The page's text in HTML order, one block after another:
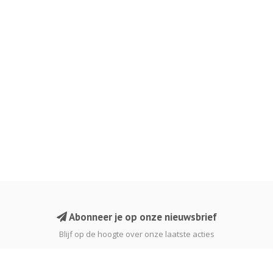
Abonneer je op onze nieuwsbrief
Blijf op de hoogte over onze laatste acties